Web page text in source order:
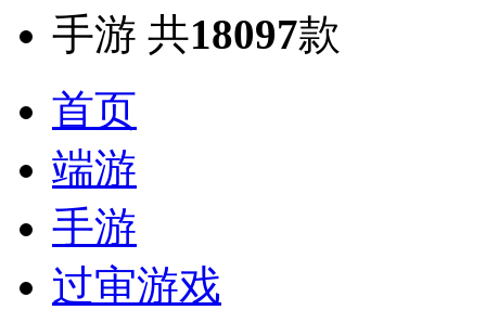
手游 共18097款
首页
端游
手游
过审游戏